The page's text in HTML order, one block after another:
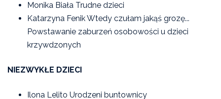
Monika Biała Trudne dzieci
Katarzyna Fenik Wtedy czułam jakąś grozę...
Powstawanie zaburzeń osobowości u dzieci
krzywdzonych
NIEZWYKŁE DZIECI
Ilona Lelito Urodzeni buntownicy